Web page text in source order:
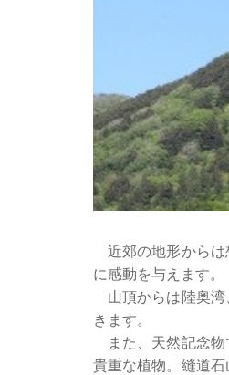
近郊の地形からは
に感動を与えます。
山頂からは陸奥湾
きます。
また、天然記念物
貴重な植物。縫道